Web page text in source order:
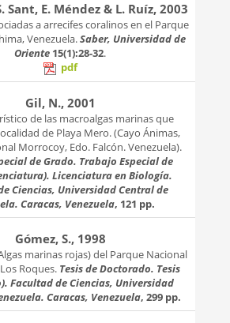
Sant, E. Méndez & L. Ruíz, 2003
a arrecifes coralinos en el Parque
Venezuela.Saber, Universidad de
Oriente 15(1):28-32.
pdf
Gil, N., 2001
de las macroalgas marinas que
de Playa Mero. (Cayo Ánimas,
Morrocoy, Edo. Falcón. Venezuela).
de Grado. Trabajo Especial de
Licenciatura en Biología.
Ciencias, Universidad Central de
Caracas, Venezuela, 121 pp.
Gómez, S., 1998
marinas rojas) del Parque Nacional
Roques. Tesis de Doctorado. Tesis
Facultad de Ciencias, Universidad
Caracas, Venezuela, 299 pp.